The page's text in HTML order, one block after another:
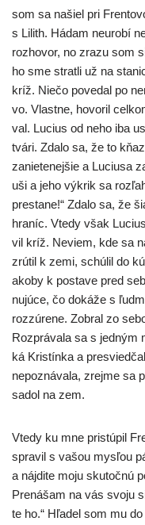
som sa našiel pri
s Lilith. Hádam neuro­bí
roz­ho­vor, no zra­zu som
ho sme strat­li už na
kríž. Niečo pove­dal po
vo. Vlastne, hovo­ril
val. Lucius od neho iba
tvá­ri. Zdalo sa, že to
zanie­te­nej­šie a Luciusa
uši a jeho výkrik sa
pre­sta­ne!“ Zdalo sa, že
hra­níc. Vtedy však
vil kríž. Neviem, kde sa
zrú­til k zemi, schú­lil do
ako­by k posta­ve pred
nu­jú­ce, čo doká­že s
roz­zú­re­ne. Zobral zo
Rozprávala sa s jed­ným
ká Kristínka a
nepoz­ná­va­la, zrej­me sa
sadol na zem.
Vtedy ku mne pri­stú­pil
spra­vil s vašou mys­ľou
a náj­di­te moju sku­toč­nú
Prenášam na vás svo­ju
te ho.“ Hľadel som mu